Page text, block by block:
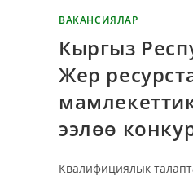
ВАКАНСИЯЛАР
Кыргыз
Жер
ээлөө
Квалифициялык